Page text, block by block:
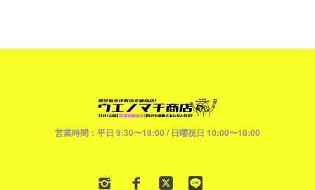
営業時間：平日 9:30〜18:00 / 日曜祝日 10:00〜18:00